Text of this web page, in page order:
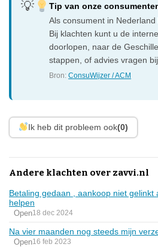
Tip van onze
Als consument in Nederland
Bij klachten kunt u de
doorlopen, naar de
stappen, of advies vragen
Bron:ConsuWijzer / ACM
Ik heb dit probleem ook(0)
Andere klachten over zavvi.nl
Betaling gedaan , aankoop niet
helpen
Open18 dec 2024
Na vier maanden nog steeds mijn
Open16 feb 2023